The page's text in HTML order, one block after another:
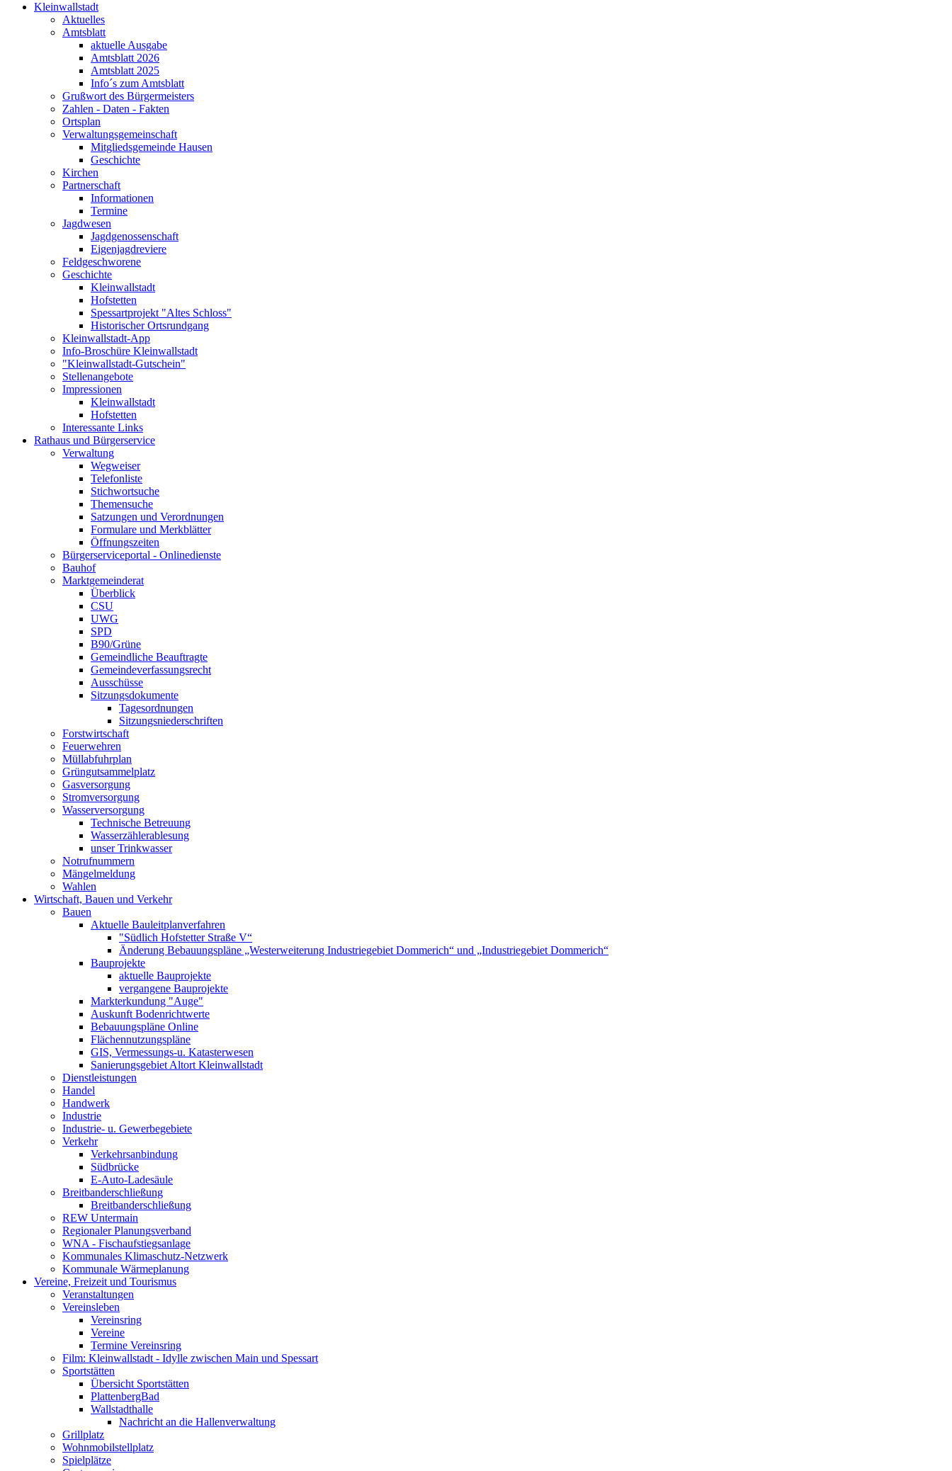
Kleinwallstadt
Aktuelles
Amtsblatt
aktuelle Ausgabe
Amtsblatt 2026
Amtsblatt 2025
Info´s zum Amtsblatt
Grußwort des Bürgermeisters
Zahlen - Daten - Fakten
Ortsplan
Verwaltungsgemeinschaft
Mitgliedsgemeinde Hausen
Geschichte
Kirchen
Partnerschaft
Informationen
Termine
Jagdwesen
Jagdgenossenschaft
Eigenjagdreviere
Feldgeschworene
Geschichte
Kleinwallstadt
Hofstetten
Spessartprojekt "Altes Schloss"
Historischer Ortsrundgang
Kleinwallstadt-App
Info-Broschüre Kleinwallstadt
"Kleinwallstadt-Gutschein"
Stellenangebote
Impressionen
Kleinwallstadt
Hofstetten
Interessante Links
Rathaus und Bürgerservice
Verwaltung
Wegweiser
Telefonliste
Stichwortsuche
Themensuche
Satzungen und Verordnungen
Formulare und Merkblätter
Öffnungszeiten
Bürgerserviceportal - Onlinedienste
Bauhof
Marktgemeinderat
Überblick
CSU
UWG
SPD
B90/Grüne
Gemeindliche Beauftragte
Gemeindeverfassungsrecht
Ausschüsse
Sitzungsdokumente
Tagesordnungen
Sitzungsniederschriften
Forstwirtschaft
Feuerwehren
Müllabfuhrplan
Grüngutsammelplatz
Gasversorgung
Stromversorgung
Wasserversorgung
Technische Betreuung
Wasserzählerablesung
unser Trinkwasser
Notrufnummern
Mängelmeldung
Wahlen
Wirtschaft, Bauen und Verkehr
Bauen
Aktuelle Bauleitplanverfahren
"Südlich Hofstetter Straße V“
Änderung Bebauungspläne „Westerweiterung Industriegebiet Dommerich“ und „Industriegebiet Dommerich“
Bauprojekte
aktuelle Bauprojekte
vergangene Bauprojekte
Markterkundung "Auge"
Auskunft Bodenrichtwerte
Bebauungspläne Online
Flächennutzungspläne
GIS, Vermessungs-u. Katasterwesen
Sanierungsgebiet Altort Kleinwallstadt
Dienstleistungen
Handel
Handwerk
Industrie
Industrie- u. Gewerbegebiete
Verkehr
Verkehrsanbindung
Südbrücke
E-Auto-Ladesäule
Breitbanderschließung
Breitbanderschließung
REW Untermain
Regionaler Planungsverband
WNA - Fischaufstiegsanlage
Kommunales Klimaschutz-Netzwerk
Kommunale Wärmeplanung
Vereine, Freizeit und Tourismus
Veranstaltungen
Vereinsleben
Vereinsring
Vereine
Termine Vereinsring
Film: Kleinwallstadt - Idylle zwischen Main und Spessart
Sportstätten
Übersicht Sportstätten
PlattenbergBad
Wallstadthalle
Nachricht an die Hallenverwaltung
Grillplatz
Wohnmobilstellplatz
Spielplätze